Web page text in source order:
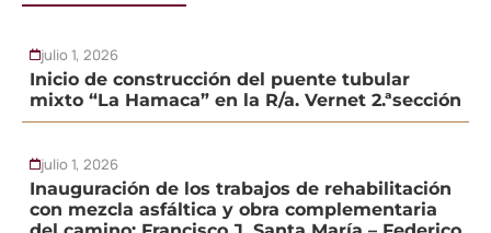
julio 1, 2026
Inicio de construcción del puente tubular
mixto “La Hamaca” en la R/a. Vernet 2.ªsección
julio 1, 2026
Inauguración de los trabajos de rehabilitación
con mezcla asfáltica y obra complementaria